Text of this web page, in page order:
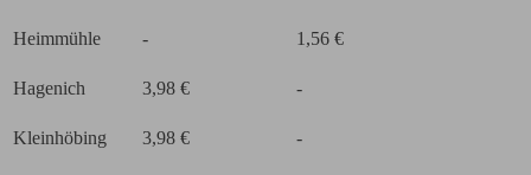
Heimmühle - 1,56 €
Hagenich 3,98 € -
Kleinhöbing 3,98 € -